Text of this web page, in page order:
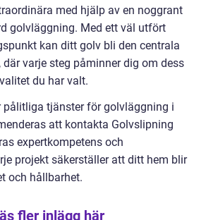
med hjälp av en noggrant
golvläggning. Med ett väl utfört
kan ditt golv bli den centrala
varje steg påminner dig om dess
du har valt.
pålitliga tjänster för golvläggning i
att kontakta Golvslipning
expertkompetens och
projekt säkerställer att ditt hem blir
och hållbarhet.
fler inlägg här